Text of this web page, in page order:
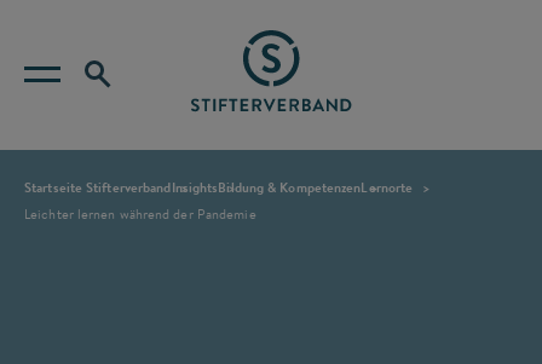
Startseite StifterverbandInsightsBildung & KompetenzenLernorte
Leichter lernen während der Pandemie